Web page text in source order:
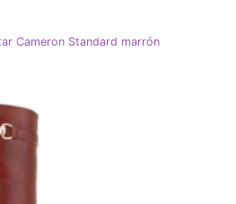
Cameron Standard marrón